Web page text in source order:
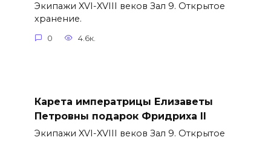
Экипажи XVI-XVIII веков Зал 9. Открытое
хранение.
0 4.6к.
Карета императрицы Елизаветы
Петровны подарок Фридриха II
Экипажи XVI-XVIII веков Зал 9. Открытое